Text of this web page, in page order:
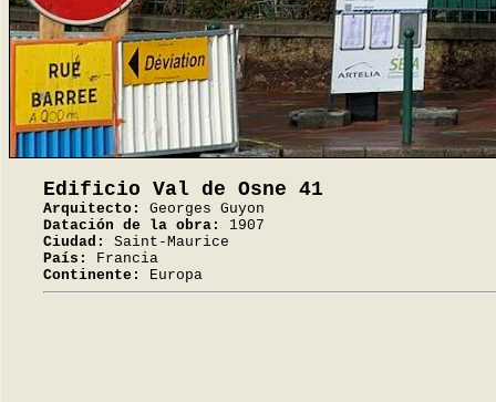
Edificio Val de Osne 41
Arquitecto:
Georges Guyon
Datación de la obra:
1907
Ciudad:
Saint-Maurice
País:
Francia
Continente:
Europa